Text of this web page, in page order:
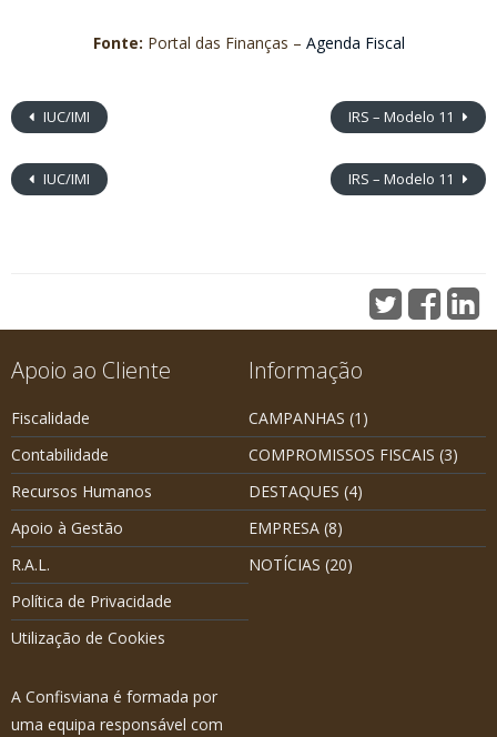
Fonte: Portal das Finanças – Agenda Fiscal
IUC/IMI IRS – Modelo 11
IUC/IMI IRS – Modelo 11
Apoio ao Cliente
Fiscalidade
Contabilidade
Recursos Humanos
Apoio à Gestão
R.A.L.
Política de Privacidade
Utilização de Cookies
Informação
CAMPANHAS (1)
COMPROMISSOS FISCAIS (3)
DESTAQUES (4)
EMPRESA (8)
NOTÍCIAS (20)
A Confisviana é formada por
uma equipa responsável com